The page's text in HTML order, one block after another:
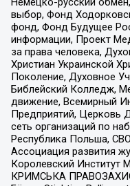
выбор, Фонд
фонд, Фонд Будущее
информации, Проект
за права человека,
Христиан Украинской
Поколение, Духовное
Библейский Колледж,
движение, Всемирный
Предприятий, Церковь
сеть организаций по
Республика Польша,
Ассоциация развития
Королевский Институт
КРИМСЬКА